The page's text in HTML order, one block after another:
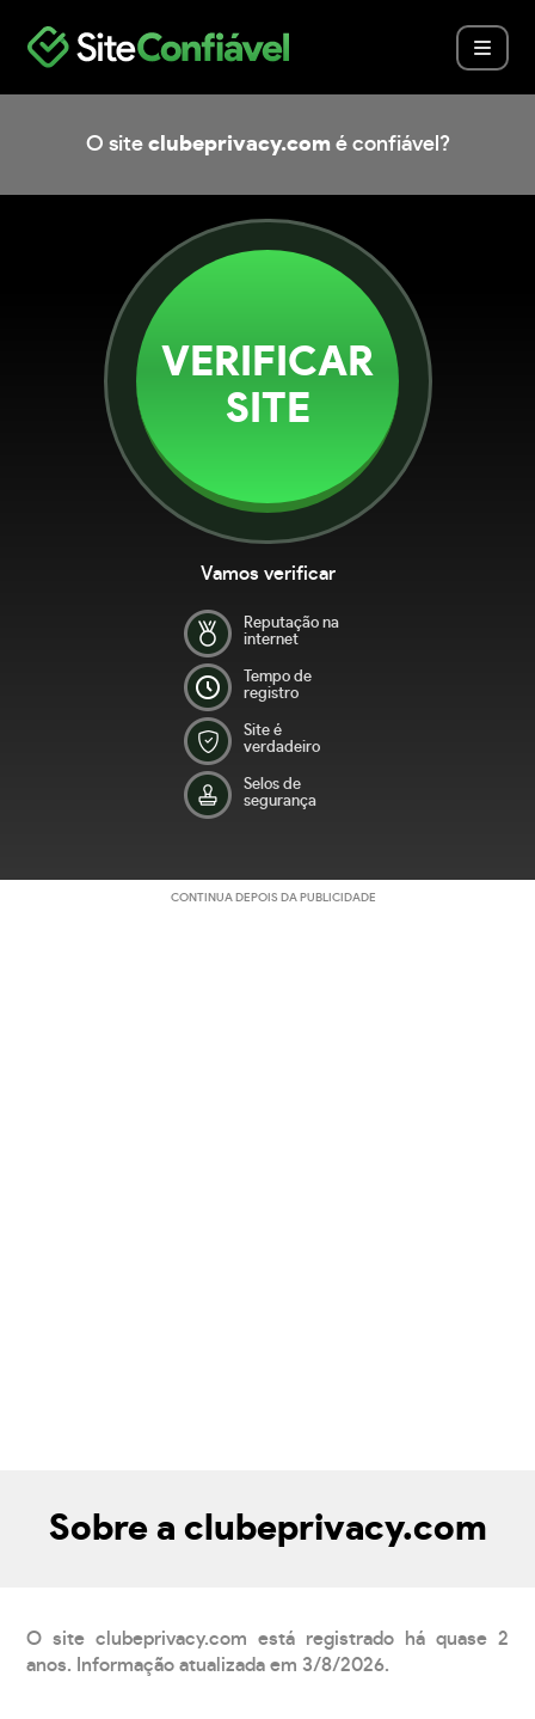
O site clubeprivacy.com é confiável?
VERIFICAR
SITE
Vamos verificar
Reputação na
internet
Tempo de
registro
Site é
verdadeiro
Selos de
segurança
CONTINUA DEPOIS DA PUBLICIDADE
Sobre a clubeprivacy.com
O site clubeprivacy.com está registrado há quase 2
anos. Informação atualizada em 3/8/2026.